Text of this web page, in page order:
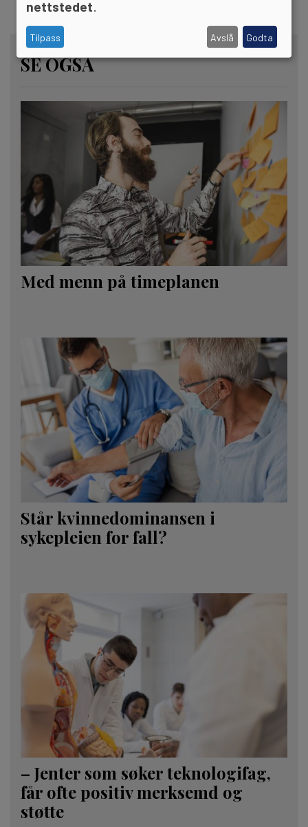
SE OGSÅ
Med menn på timeplanen
Står kvinnedominansen i
sykepleien for fall?
– Jenter som søker teknologifag,
får ofte positiv merksemd og
støtte
nettstedet.
Tilpass Avslå Godta